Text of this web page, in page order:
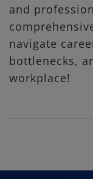
and
navigate
bottlenecks,
workplace!